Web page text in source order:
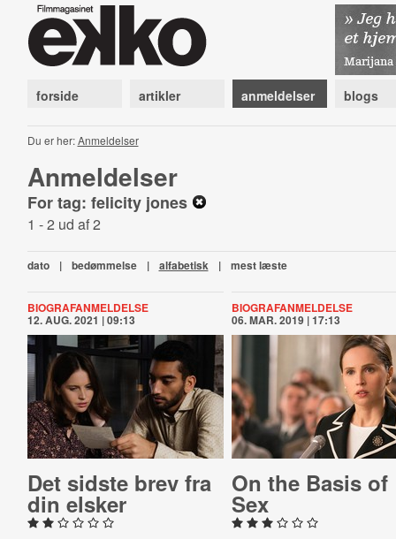
forside artikler anmeldelser blogs
Du er her:Anmeldelser
Anmeldelser
For tag: felicity jones
1 - 2 ud af 2
dato | bedømmelse | alfabetisk | mest læste
BIOGRAFANMELDELSE
12. AUG. 2021 | 09:13
Det sidste brev fra
din elsker
BIOGRAFANMELDELSE
06. MAR. 2019 | 17:13
On the Basis of
Sex